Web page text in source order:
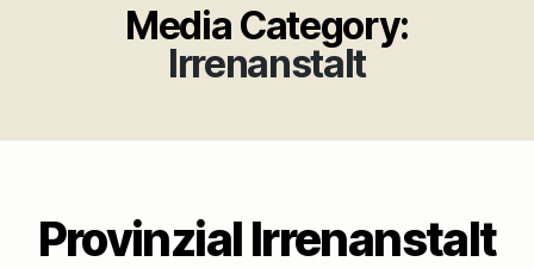
Media Category:
Irrenanstalt
Provinzial Irrenanstalt